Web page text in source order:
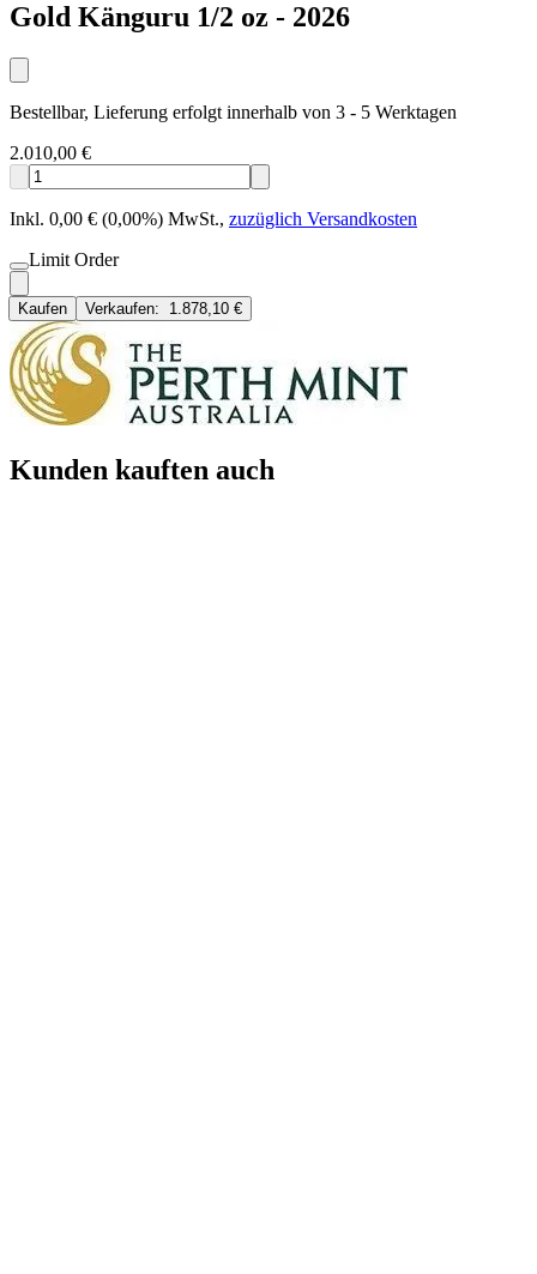
Gold Känguru 1/2 oz - 2026
Bestellbar, Lieferung erfolgt innerhalb von 3 - 5 Werktagen
2.010,00 €
Inkl. 0,00 € (0,00%) MwSt., zuzüglich Versandkosten
Limit Order
Kaufen Verkaufen: 1.878,10 €
Kunden kauften auch